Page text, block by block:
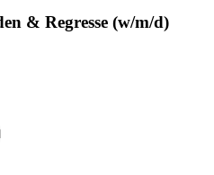
& Regresse (w/m/d)